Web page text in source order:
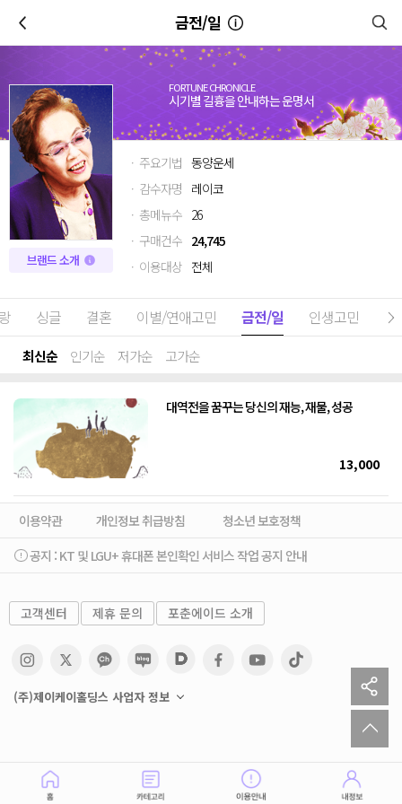
금전/일
FORTUNE CHRONICLE
시기별 길흉을 안내하는 운명서
브랜드 소개
· 주요기법 동양운세
· 감수자명 레이코
· 총메뉴수 26
· 구매건수 24,745
· 이용대상 전체
싱글 결혼 이별/연애고민 금전/일 인생고민
최신순 인기순 저가순 고가순
대역전을 꿈꾸는 당신의 재능, 재물, 성공
13,000
이용약관 개인정보 취급방침
청소년 보호정책
공지 : KT 및 LGU+ 휴대폰 본인확인 서비스 작업 공지 안내
고객센터 제휴 문의 포춘에이드 소개
(주)제이케이홀딩스 사업자 정보